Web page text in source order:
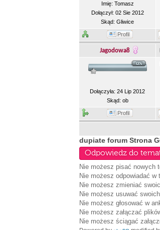
Imię: Tomasz
Dołączył: 02 Sie 2012
Skąd: Gliwice
Profil
Jagodowa8
Dołączyła: 24 Lip 2012
Skąd: ob
Profil
dupiate forum Strona
Odpowiedz do
Nie możesz pisać nowych
Nie możesz odpowiadać w
Nie możesz zmieniać
Nie możesz usuwać
Nie możesz głosować w
Nie możesz załączać
Nie możesz ściągać